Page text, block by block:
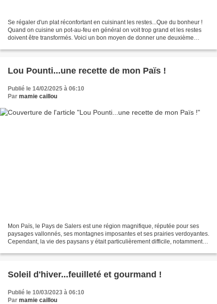
Se régaler d'un plat réconfortant en cuisinant les restes...Que du bonheur !
Quand on cuisine un pot-au-feu en général on voit trop grand et les restes
doivent être transformés. Voici un bon moyen de donner une deuxième
Lou Pounti...une recette de mon Païs !
Publié le 14/02/2025 à 06:10
Par mamie caillou
Mon Païs, le Pays de Salers est une région magnifique, réputée pour ses
paysages vallonnés, ses montagnes imposantes et ses prairies verdoyantes.
Cependant, la vie des paysans y était particulièrement difficile, notamment
Soleil d'hiver...feuilleté et gourmand !
Publié le 10/03/2023 à 06:10
Par mamie caillou